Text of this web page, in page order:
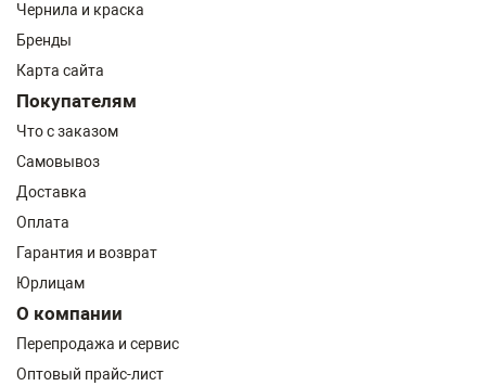
Чернила и краска
Бренды
Карта сайта
Покупателям
Что с заказом
Самовывоз
Доставка
Оплата
Гарантия и возврат
Юрлицам
О компании
Перепродажа и сервис
Оптовый прайс-лист